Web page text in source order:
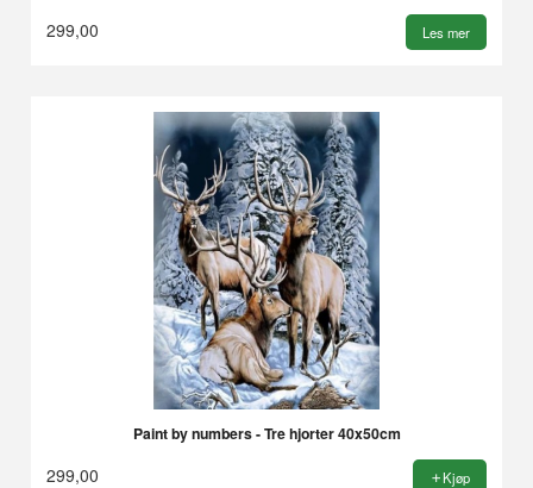
299,00 Les mer
Paint by numbers - Tre hjorter 40x50cm
299,00 Kjøp